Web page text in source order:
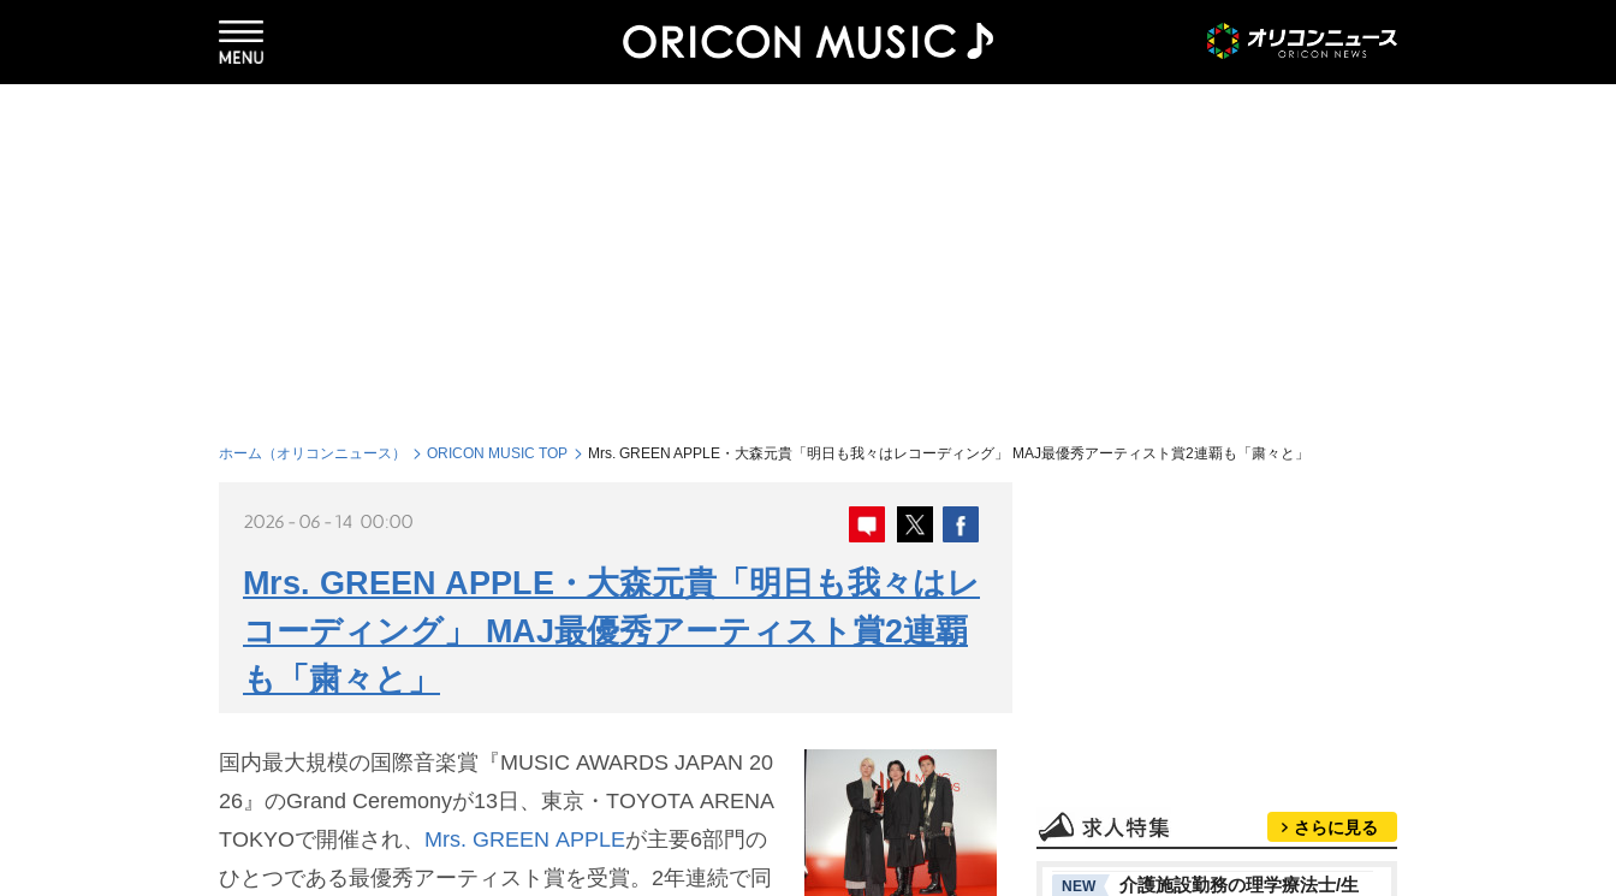
ホーム（オリコンニュース） ORICON MUSIC TOP Mrs. GREEN APPLE・大森元貴「明日も我々はレコーディング」 MAJ最優秀アーティスト賞2連覇も「粛々と」
2026-06-14 00:00
Mrs. GREEN APPLE・大森元貴「明日も我々はレ
コーディング」 MAJ最優秀アーティスト賞2連覇
も「粛々と」
国内最大規模の国際音楽賞『MUSIC AWARDS JAPAN 20
26』のGrand Ceremonyが13日、東京・TOYOTA ARENA
TOKYOで開催され、 Mrs. GREEN APPLEが主要6部門の
ひとつである最優秀アーティスト賞を受賞。2年連続で同
さらに見る
NEW
介護施設勤務の理学療法士/生